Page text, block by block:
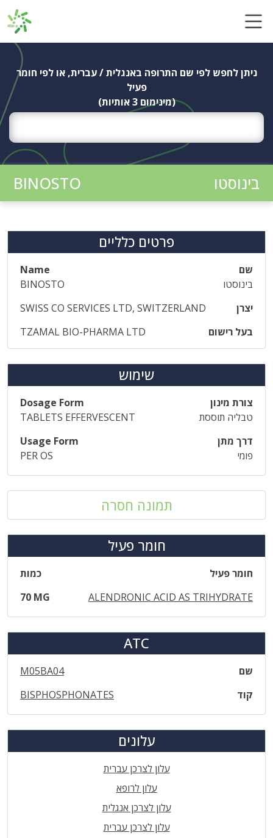
ניתן לחפש לפי שם התרופה באנגלית / עברית, או לפי חומר
פעיל
(מינימום 3 אותיות)
בינוסטו BINOSTO
פרטים כלליים
שם
Name
בינוסטו
BINOSTO
יצרן
SWISS CO SERVICES LTD, SWITZERLAND
בעל רישום
TZAMAL BIO-PHARMA LTD
שימוש
צורת מינון
Dosage Form
טבליה תוססת
TABLETS EFFERVESCENT
דרך מתן
Usage Form
פומי
PER OS
תמונה חסרה
חומר פעיל
חומר פעיל
כמות
ALENDRONIC ACID AS TRIHYDRATE
70 MG
ATC
שם
M05BA04
קוד
BISPHOSPHONATES
עלונים
עלון לצרכן עברית
עלון לרופא
עלון לצרכן אנגלית
עלון לצרכן עברית